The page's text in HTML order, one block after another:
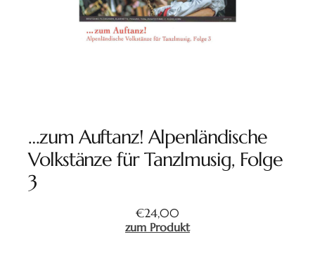
…zum Auftanz! Alpenländische
Volkstänze für Tanzlmusig, Folge
3
€24,00
zum Produkt